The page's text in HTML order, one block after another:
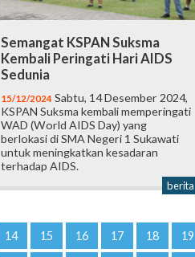
Semangat KSPAN Suksma
Kembali Peringati Hari AIDS
Sedunia
15/12/2024 Sabtu, 14 Desember 2024,
KSPAN Suksma kembali memperingati
WAD (World AIDS Day) yang
berlokasi di SMA Negeri 1 Sukawati
untuk meningkatkan kesadaran
terhadap AIDS.
berita
14 15 16 17 18 19